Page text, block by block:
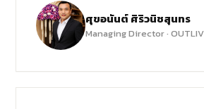
ศุขอนันต์ ศิริวนิชสุนทร
Managing Director ·